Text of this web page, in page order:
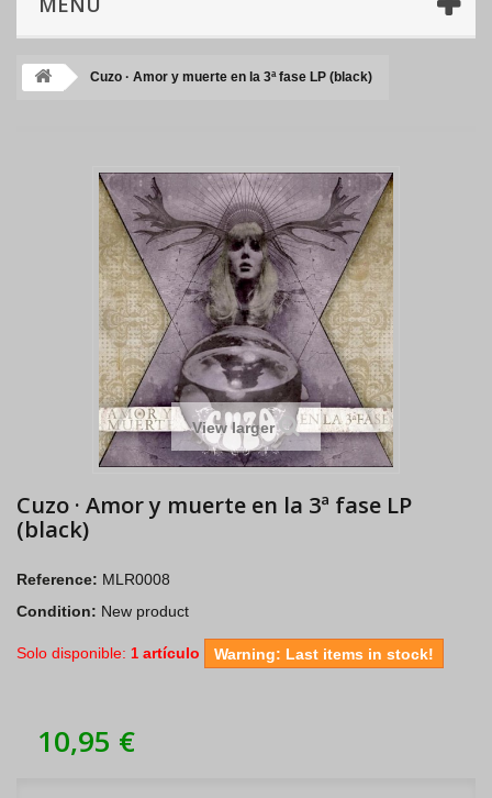
Cuzo · Amor y muerte en la 3ª fase LP (black)
View larger
Cuzo · Amor y muerte en la 3ª fase LP
(black)
Reference: MLR0008
Condition: New product
Solo disponible: 1 artículo Warning: Last items in stock!
10,95 €